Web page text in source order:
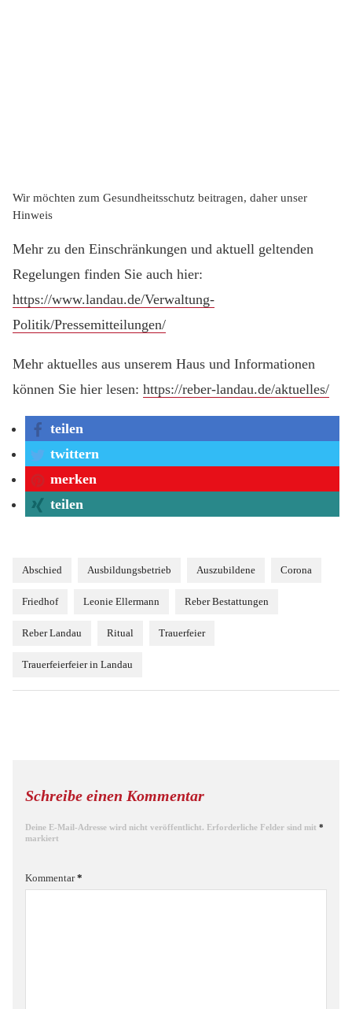
Wir möchten zum Gesundheitsschutz beitragen, daher unser
Hinweis
Mehr zu den Einschränkungen und aktuell geltenden
Regelungen finden Sie auch hier:
https://www.landau.de/Verwaltung-
Politik/Pressemitteilungen/
Mehr aktuelles aus unserem Haus und Informationen
können Sie hier lesen: https://reber-landau.de/aktuelles/
teilen
twittern
merken
teilen
Abschied Ausbildungsbetrieb Auszubildene Corona
Friedhof Leonie Ellermann Reber Bestattungen
Reber Landau Ritual Trauerfeier
Trauerfeierfeier in Landau
Schreibe einen Kommentar
Deine E-Mail-Adresse wird nicht veröffentlicht. Erforderliche Felder sind mit *
markiert
Kommentar*